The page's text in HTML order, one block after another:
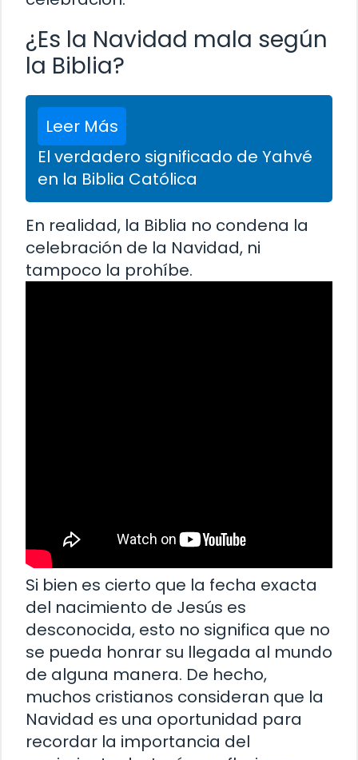
¿Es la Navidad mala según
la Biblia?
Leer Más
El verdadero significado de Yahvé
en la Biblia Católica
En realidad, la Biblia no condena la
celebración de la Navidad, ni
tampoco la prohíbe.
Si bien es cierto que la fecha exacta
del nacimiento de Jesús es
desconocida, esto no significa que no
se pueda honrar su llegada al mundo
de alguna manera. De hecho,
muchos cristianos consideran que la
Navidad es una oportunidad para
recordar la importancia del